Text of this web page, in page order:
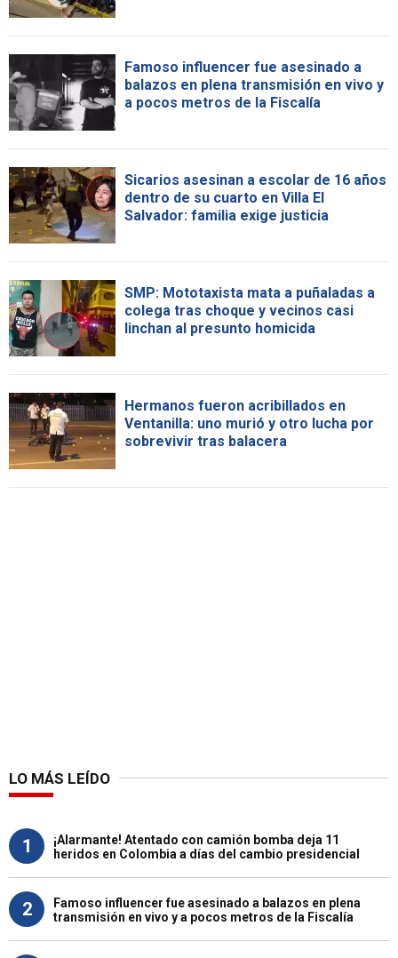
Famoso influencer fue asesinado a
balazos en plena transmisión en vivo y
a pocos metros de la Fiscalía
Sicarios asesinan a escolar de 16 años
dentro de su cuarto en Villa El
Salvador: familia exige justicia
SMP: Mototaxista mata a puñaladas a
colega tras choque y vecinos casi
linchan al presunto homicida
Hermanos fueron acribillados en
Ventanilla: uno murió y otro lucha por
sobrevivir tras balacera
LO MÁS LEÍDO
1
¡Alarmante! Atentado con camión bomba deja 11
heridos en Colombia a días del cambio presidencial
2
Famoso influencer fue asesinado a balazos en plena
transmisión en vivo y a pocos metros de la Fiscalía